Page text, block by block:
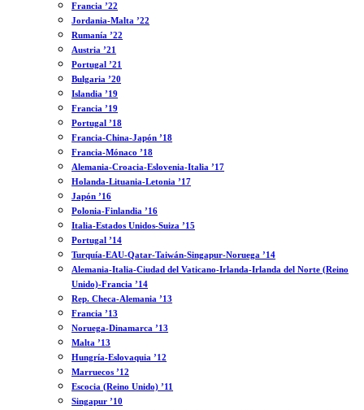
Francia ’22
Jordania-Malta ’22
Rumanía ’22
Austria ’21
Portugal ’21
Bulgaria ’20
Islandia ’19
Francia ’19
Portugal ’18
Francia-China-Japón ’18
Francia-Mónaco ’18
Alemania-Croacia-Eslovenia-Italia ’17
Holanda-Lituania-Letonia ’17
Japón ’16
Polonia-Finlandia ’16
Italia-Estados Unidos-Suiza ’15
Portugal ’14
Turquía-EAU-Qatar-Taiwán-Singapur-Noruega ’14
Alemania-Italia-Ciudad del Vaticano-Irlanda-Irlanda del Norte (Reino
Unido)-Francia ’14
Rep. Checa-Alemania ’13
Francia ’13
Noruega-Dinamarca ’13
Malta ’13
Hungría-Eslovaquia ’12
Marruecos ’12
Escocia (Reino Unido) ’11
Singapur ’10